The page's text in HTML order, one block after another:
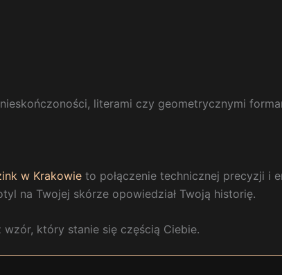
literami czy geometrycznymi
w Krakowie to połączenie technicznej precyzji i
na Twojej skórze opowiedział Twoją historię.
wzór, który stanie się częścią Ciebie.